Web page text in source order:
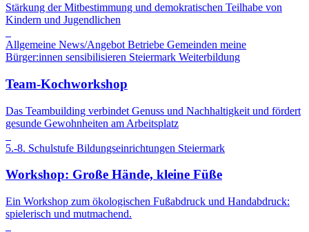
Stärkung der Mitbestimmung und demokratischen Teilhabe von
Kindern und Jugendlichen
Allgemeine News/Angebot Betriebe Gemeinden meine
Bürger:innen sensibilisieren Steiermark Weiterbildung
Team-Kochworkshop
Das Teambuilding verbindet Genuss und Nachhaltigkeit und fördert
gesunde Gewohnheiten am Arbeitsplatz
5.-8. Schulstufe Bildungseinrichtungen Steiermark
Workshop: Große Hände, kleine Füße
Ein Workshop zum ökologischen Fußabdruck und Handabdruck:
spielerisch und mutmachend.